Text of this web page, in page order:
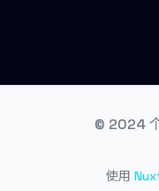
© 2024
使用